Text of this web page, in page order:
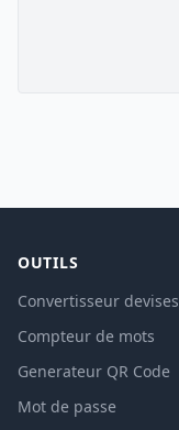
OUTILS
Convertisseur devises
Compteur de mots
Generateur QR Code
Mot de passe